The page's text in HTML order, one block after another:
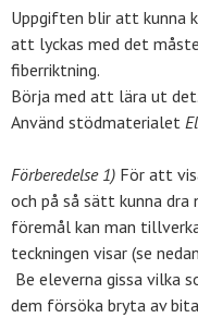
Uppgiften blir att kunna
att lyckas med det
fiberriktning.
Börja med att lära ut det.
Använd stödmaterialet
Förberedelse 1) För att
och på så sätt kunna
föremål kan man
teckningen visar (se
Be eleverna gissa vilka
dem försöka bryta av